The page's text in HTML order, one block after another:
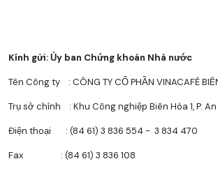
Kính gửi:Ủy ban Chứng khoán Nhà nước
Tên Công ty : CÔNG TY CỔ PHẦN VINACAFÉ
Trụ sở chính : Khu Công nghiệp Biên Hòa 1, P.
Điện thoại : (84 61) 3 836 554 - 3 834 470
Fax : (84 61) 3 836 108